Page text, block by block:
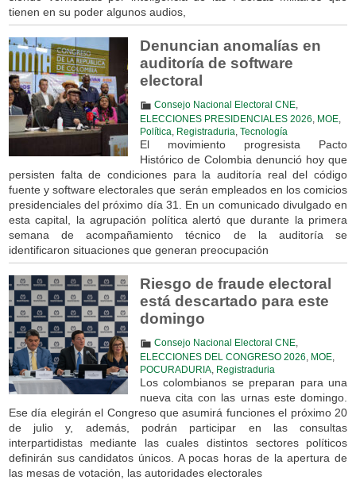
tienen en su poder algunos audios,
Denuncian anomalías en
auditoría de software
electoral
Consejo Nacional Electoral CNE,
ELECCIONES PRESIDENCIALES 2026
MOE,
Política
Registraduria Tecnología
El movimiento progresista Pacto
Histórico de Colombia denunció hoy que
persisten falta de condiciones para la auditoría real del código
fuente y software electorales que serán empleados en los comicios
presidenciales del próximo día 31. En un comunicado divulgado en
esta capital, la agrupación política alertó que durante la primera
semana de acompañamiento técnico de la auditoría se
identificaron situaciones que generan preocupación
Riesgo de fraude electoral
está descartado para este
domingo
Consejo Nacional Electoral CNE,
ELECCIONES DEL CONGRESO 2026
MOE,
POCURADURIA, Registraduria
Los colombianos se preparan para una
nueva cita con las urnas este domingo.
Ese día elegirán el Congreso que asumirá funciones el próximo 20
de julio y, además, podrán participar en las consultas
interpartidistas mediante las cuales distintos sectores políticos
definirán sus candidatos únicos. A pocas horas de la apertura de
las mesas de votación, las autoridades electorales